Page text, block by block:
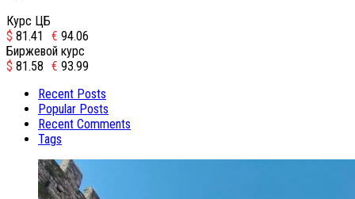
Курс ЦБ
$ 81.41 € 94.06
Биржевой курс
$ 81.58 € 93.99
Recent Posts
Popular Posts
Recent Comments
Tags